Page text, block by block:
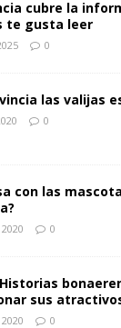
cubre la
te gusta leer
0
las valijas
0
con las
0
sus
0